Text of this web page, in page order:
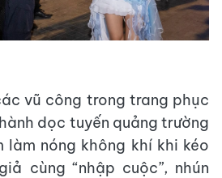
vũ công trong trang phục
dọc tuyến quảng trường
làm nóng không khí khi kéo
cùng “nhập cuộc”, nhún